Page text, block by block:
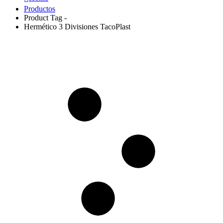
Productos
Product Tag -
Hermético 3 Divisiones TacoPlast